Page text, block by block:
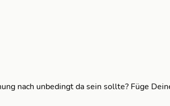
nach unbedingt da sein sollte? Füge